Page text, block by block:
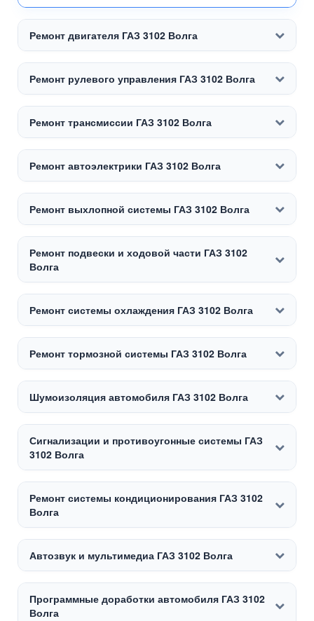
Ремонт двигателя ГАЗ 3102 Волга
Ремонт рулевого управления ГАЗ 3102 Волга
Ремонт трансмиссии ГАЗ 3102 Волга
Ремонт автоэлектрики ГАЗ 3102 Волга
Ремонт выхлопной системы ГАЗ 3102 Волга
Ремонт подвески и ходовой части ГАЗ 3102
Волга
Ремонт системы охлаждения ГАЗ 3102 Волга
Ремонт тормозной системы ГАЗ 3102 Волга
Шумоизоляция автомобиля ГАЗ 3102 Волга
Сигнализации и противоугонные системы ГАЗ
3102 Волга
Ремонт системы кондиционирования ГАЗ 3102
Волга
Автозвук и мультимедиа ГАЗ 3102 Волга
Программные доработки автомобиля ГАЗ 3102
Волга